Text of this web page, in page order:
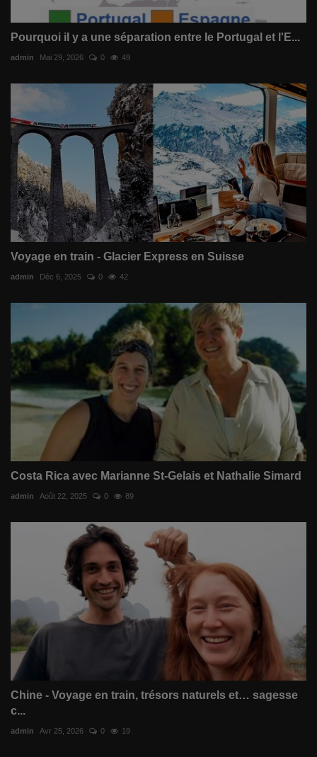
Pourquoi il y a une séparation entre le Portugal et l'E...
admin Mai 29, 2026 0 49
Voyage en train - Glacier Express en Suisse
admin Déc 6, 2025 0 42
Costa Rica avec Marianne St-Gelais et Nathalie Simard
admin Août 22, 2025 0 89
Chine - Voyage en train, trésors naturels et… sagesse
c...
admin Avr 25, 2026 0 19